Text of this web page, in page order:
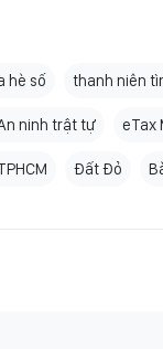
hè số thanh niên
ninh trật tự eTax
Đất Đỏ